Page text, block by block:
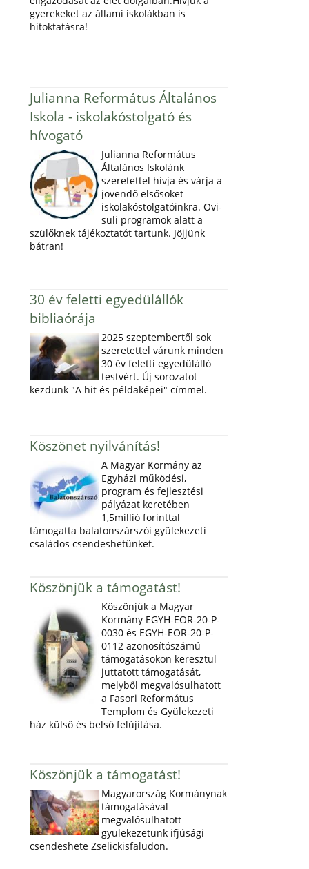
gyerekeket az állami iskolákban is
hitoktatásra!
Julianna Református Általános
Iskola - iskolakóstolgató és
hívogató
Julianna Református
Általános Iskolánk
szeretettel hívja és várja a
jövendő elsősöket
iskolakóstolgatóinkra. Ovi-
suli programok alatt a
szülőknek tájékoztatót tartunk. Jöjjünk
bátran!
30 év feletti egyedülállók
bibliaórája
2025 szeptembertől sok
szeretettel várunk minden
30 év feletti egyedülálló
testvért. Új sorozatot
kezdünk "A hit és példaképei" címmel.
Köszönet nyilvánítás!
A Magyar Kormány az
Egyházi működési,
program és fejlesztési
pályázat keretében
1,5millió forinttal
támogatta balatonszárszói gyülekezeti
családos csendeshetünket.
Köszönjük a támogatást!
Köszönjük a Magyar
Kormány EGYH-EOR-20-P-
0030 és EGYH-EOR-20-P-
0112 azonosítószámú
támogatásokon keresztül
juttatott támogatását,
melyből megvalósulhatott
a Fasori Református
Templom és Gyülekezeti
ház külső és belső felújítása.
Köszönjük a támogatást!
Magyarország Kormánynak
támogatásával
megvalósulhatott
gyülekezetünk ifjúsági
csendeshete Zselickisfaludon.